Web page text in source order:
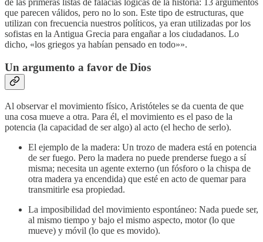
de las primeras listas de falacias lógicas de la historia: 13 argumentos
que parecen válidos, pero no lo son. Este tipo de estructuras, que
utilizan con frecuencia nuestros políticos, ya eran utilizadas por los
sofistas en la Antigua Grecia para engañar a los ciudadanos. Lo
dicho, «los griegos ya habían pensado en todo»».
Un argumento a favor de Dios
Al observar el movimiento físico, Aristóteles se da cuenta de que
una cosa mueve a otra. Para él, el movimiento es el paso de la
potencia (la capacidad de ser algo) al acto (el hecho de serlo).
El ejemplo de la madera: Un trozo de madera está en potencia
de ser fuego. Pero la madera no puede prenderse fuego a sí
misma; necesita un agente externo (un fósforo o la chispa de
otra madera ya encendida) que esté en acto de quemar para
transmitirle esa propiedad.
La imposibilidad del movimiento espontáneo: Nada puede ser,
al mismo tiempo y bajo el mismo aspecto, motor (lo que
mueve) y móvil (lo que es movido).